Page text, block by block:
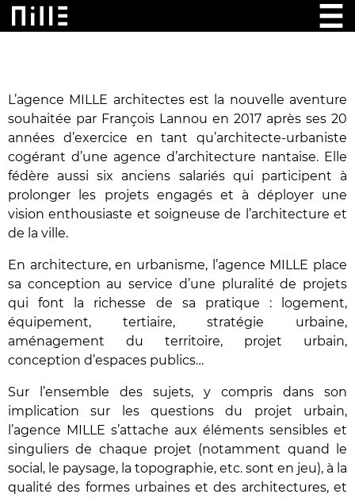
L’agence MILLE architectes est la nouvelle aventure
souhaitée par François Lannou en 2017 après ses 20
années d’exercice en tant qu’architecte-urbaniste
cogérant d’une agence d’architecture nantaise. Elle
fédère aussi six anciens salariés qui participent à
prolonger les projets engagés et à déployer une
vision enthousiaste et soigneuse de l’architecture et
de la ville.
En architecture, en urbanisme, l’agence MILLE place
sa conception au service d’une pluralité de projets
qui font la richesse de sa pratique : logement,
équipement, tertiaire, stratégie urbaine,
aménagement du territoire, projet urbain,
conception d’espaces publics…
Sur l’ensemble des sujets, y compris dans son
implication sur les questions du projet urbain,
l’agence MILLE s’attache aux éléments sensibles et
singuliers de chaque projet (notamment quand le
social, le paysage, la topographie, etc. sont en jeu), à la
qualité des formes urbaines et des architectures, et